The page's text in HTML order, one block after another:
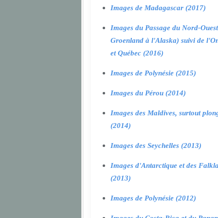
Images de Madagascar (2017)
Images du Passage du Nord-
Groenland à l'Alaska) suivi de
et Québec (2016)
Images de Polynésie (2015)
Images du Pérou (2014)
Images des Maldives, surtout
(2014)
Images des Seychelles (2013)
Images d'Antarctique et des
(2013)
Images de Polynésie (2012)